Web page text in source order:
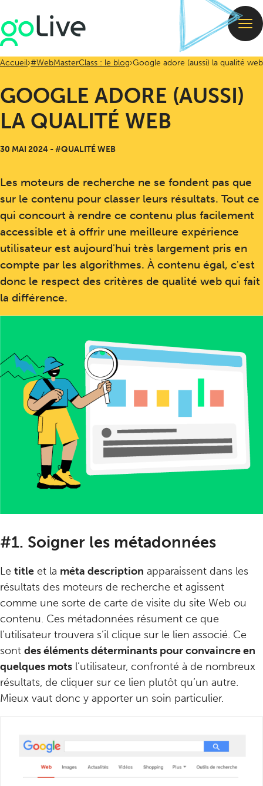
Accueil #WebMasterClass : le blog Google adore (aussi) la qualité web
GOOGLE ADORE (AUSSI)
LA QUALITÉ WEB
30 MAI 2024 -#QUALITÉ WEB
Les moteurs de recherche ne se fondent pas que
sur le contenu pour classer leurs résultats. Tout ce
qui concourt à rendre ce contenu plus facilement
accessible et à offrir une meilleure expérience
utilisateur est aujourd'hui très largement pris en
compte par les algorithmes. À contenu égal, c'est
donc le respect des critères de qualité web qui fait
la différence.
Exemple de cinq critères fondamentaux de qualité
web qui – surprise ! – font aussi partie des
recommandations de Google aux webmasters pour
#1. Soigner les métadonnées
Le title et la méta description apparaissent dans les
résultats des moteurs de recherche et agissent
comme une sorte de carte de visite du site Web ou
contenu. Ces métadonnées résument ce que
l’utilisateur trouvera s’il clique sur le lien associé. Ce
sont des éléments déterminants pour convaincre en
quelques mots l’utilisateur, confronté à de nombreux
résultats, de cliquer sur ce lien plutôt qu’un autre.
Mieux vaut donc y apporter un soin particulier.